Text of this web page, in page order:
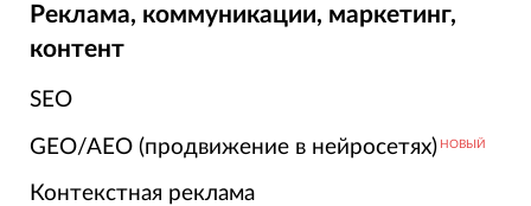
Реклама, коммуникации, маркетинг,
контент
SEO
GEO/AEO (продвижение в нейросетях) НОВЫЙ
Контекстная реклама